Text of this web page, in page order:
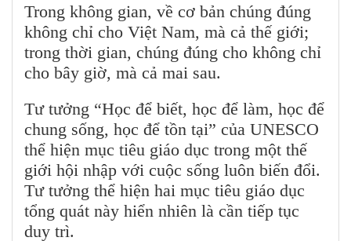
Trong không gian, về cơ bản chúng đúng
không chỉ cho Việt Nam, mà cả thế giới;
trong thời gian, chúng đúng cho không chỉ
cho bây giờ, mà cả mai sau.
Tư tưởng “Học để biết, học để làm, học để
chung sống, học để tồn tại” của UNESCO
thể hiện mục tiêu giáo dục trong một thế
giới hội nhập với cuộc sống luôn biến đổi.
Tư tưởng thể hiện hai mục tiêu giáo dục
tổng quát này hiển nhiên là cần tiếp tục
duy trì.